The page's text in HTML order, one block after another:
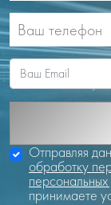
Отправляя
обработку
принимаете